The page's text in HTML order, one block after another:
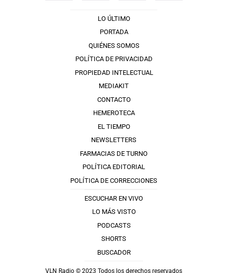
LO ÚLTIMO
PORTADA
QUIÉNES SOMOS
POLÍTICA DE PRIVACIDAD
PROPIEDAD INTELECTUAL
MEDIAKIT
CONTACTO
HEMEROTECA
EL TIEMPO
NEWSLETTERS
FARMACIAS DE TURNO
POLÍTICA EDITORIAL
POLÍTICA DE CORRECCIONES
ESCUCHAR EN VIVO
LO MÁS VISTO
PODCASTS
SHORTS
BUSCADOR
VLN Radio © 2023 Todos los derechos reservados